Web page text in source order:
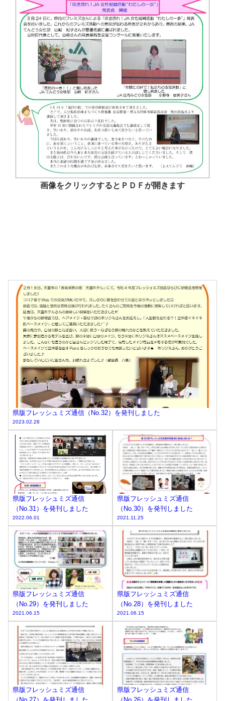
画像をクリックするとＰＤＦが開きます
県版フレッシュミズ通信（No.32）を発刊しました
2023.02.28
県版フレッシュミズ通信
（No.31）を発刊しました
2022.06.01
県版フレッシュミズ通信
（No.30）を発刊しました
2021.11.25
県版フレッシュミズ通信
（No.29）を発刊しました
2021.06.15
県版フレッシュミズ通信
（No.28）を発刊しました
2021.06.15
県版フレッシュミズ通信
（No.27）を発刊しました
県版フレッシュミズ通信
（No.26）を発刊しました